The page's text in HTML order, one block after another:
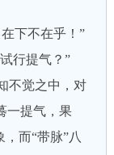
下不在乎！”
行提气？”
觉之中，对
一提气，果
而“带脉”八